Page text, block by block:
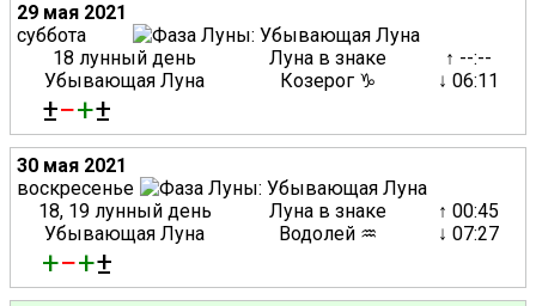
29 мая 2021
суббота
18 лунный день
Убывающая Луна
Луна в знаке
Козерог ♑
↑ --:--
↓ 06:11
±−+±
30 мая 2021
воскресенье
18, 19 лунный день
Убывающая Луна
Луна в знаке
Водолей ♒
↑ 00:45
↓ 07:27
+−+±